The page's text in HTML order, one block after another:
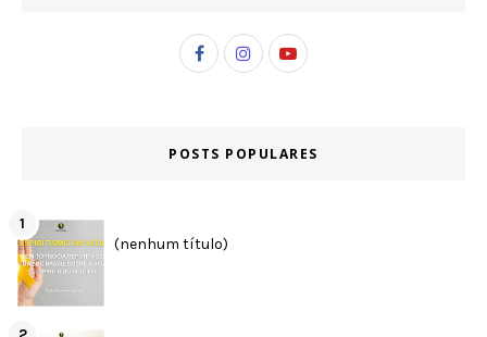
POSTS POPULARES
(nenhum título)